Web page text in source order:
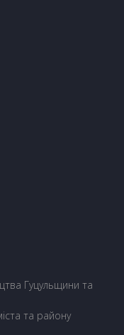
Гуцульщини та
та району